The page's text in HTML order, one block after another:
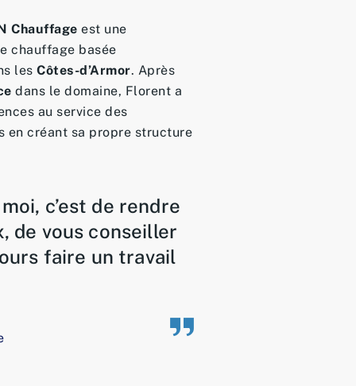
Chauffage est une
chauffage basée
les Côtes-d’Armor. Après
dans le domaine, Florent a
au service des
en créant sa propre structure
c’est de rendre
de vous conseiller
faire un travail